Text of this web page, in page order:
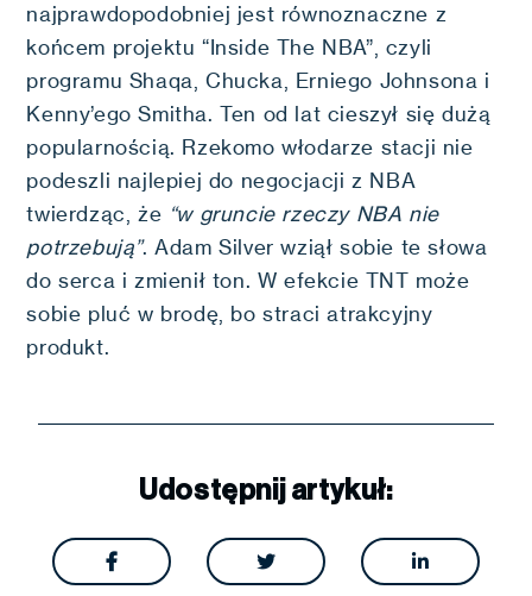
najprawdopodobniej jest równoznaczne z
końcem projektu “Inside The NBA”, czyli
programu Shaqa, Chucka, Erniego Johnsona i
Kenny’ego Smitha. Ten od lat cieszył się dużą
popularnością. Rzekomo włodarze stacji nie
podeszli najlepiej do negocjacji z NBA
twierdząc, że “w gruncie rzeczy NBA nie
potrzebują”. Adam Silver wziął sobie te słowa
do serca i zmienił ton. W efekcie TNT może
sobie pluć w brodę, bo straci atrakcyjny
produkt.
Udostępnij artykuł:
  